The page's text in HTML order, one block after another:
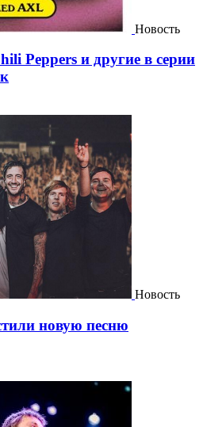
Новость
Peppers и другие в серии
Новость
новую песню